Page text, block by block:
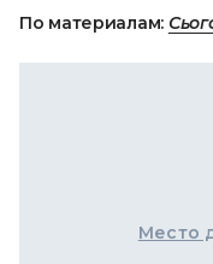
По материалам:
Место